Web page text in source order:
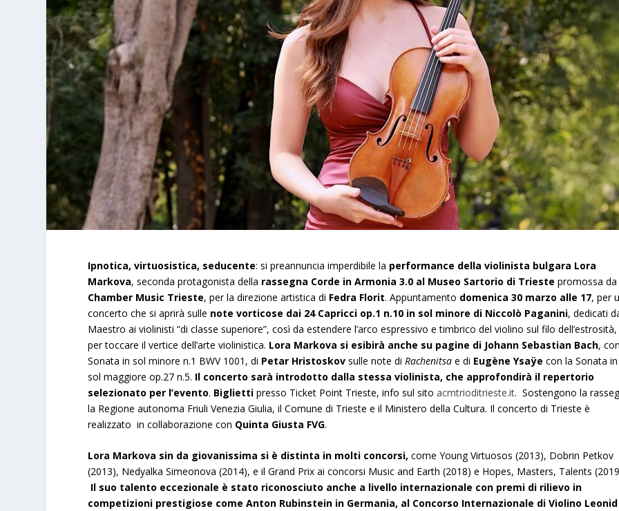
Ipnotica, virtuosistica, seducente: si preannuncia imperdibile la performance della violinista bulgara Lora
Markova, seconda protagonista della rassegna Corde in Armonia 3.0 al Museo Sartorio di Trieste promossa da
Chamber Music Trieste, per la direzione artistica di Fedra Florit. Appuntamento domenica 30 marzo alle 17, per
concerto che si aprirà sulle note vorticose dai 24 Capricci op.1 n.10 in sol minore di Niccolò Paganini, dedicati
Maestro ai violinisti “di classe superiore”, così da estendere l’arco espressivo e timbrico del violino sul filo dell’estrosità,
per toccare il vertice dell’arte violinistica. Lora Markova si esibirà anche su pagine di Johann Sebastian Bach,
Sonata in sol minore n.1 BWV 1001, di Petar Hristoskov sulle note di Rachenitsa e di Eugène Ysaÿe con la Sonata in
sol maggiore op.27 n.5. Il concerto sarà introdotto dalla stessa violinista, che approfondirà il repertorio
selezionato per l’evento. Biglietti presso Ticket Point Trieste, info sul sitoacmtrioditrieste.it. Sostengono la
la Regione autonoma Friuli Venezia Giulia, il Comune di Trieste e il Ministero della Cultura. Il concerto di Trieste è
realizzato in collaborazione con Quinta Giusta FVG.
Lora Markova sin da giovanissima si è distinta in molti concorsi,come Young Virtuosos (2013), Dobrin Petkov
(2013), Nedyalka Simeonova (2014), e il Grand Prix ai concorsi Music and Earth (2018) e Hopes, Masters, Talents
Il suo talento eccezionale è stato riconosciuto anche a livello internazionale con premi di rilievo in
competizioni prestigiose come Anton Rubinstein in Germania, al Concorso Internazionale di Violino Leonid